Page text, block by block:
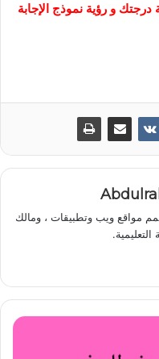
و رؤية نموذج الإجابة
، لدي ٢١ سنة ، مصمم مواقع ويب وتطبيقات ، ومالك